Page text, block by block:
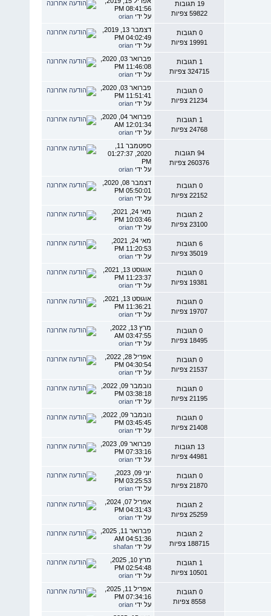
19 תגובות
59822 צפיות
08:41:56 PM
על ידי orian
0 תגובות
19991 צפיות
04:02:49 PM
על ידי orian
1 תגובות
324715 צפיות
11:46:08 PM
על ידי orian
0 תגובות
21234 צפיות
11:51:41 PM
על ידי orian
1 תגובות
24768 צפיות
12:01:34 AM
על ידי orian
94 תגובות
260376 צפיות
2020, 01:27:37
PM
על ידי orian
0 תגובות
22152 צפיות
05:50:01 PM
על ידי orian
2 תגובות
23100 צפיות
10:03:46 PM
על ידי orian
6 תגובות
35019 צפיות
11:20:53 PM
על ידי orian
0 תגובות
19381 צפיות
11:23:37 PM
על ידי orian
0 תגובות
19707 צפיות
11:36:21 PM
על ידי orian
0 תגובות
18495 צפיות
03:47:55 AM
על ידי orian
0 תגובות
21537 צפיות
04:30:54 PM
על ידי orian
0 תגובות
21195 צפיות
03:38:18 PM
על ידי orian
0 תגובות
21408 צפיות
03:45:45 PM
על ידי orian
13 תגובות
44981 צפיות
07:33:16 PM
על ידי orian
0 תגובות
21870 צפיות
03:25:53 PM
על ידי orian
2 תגובות
25259 צפיות
04:31:43 PM
על ידי orian
2 תגובות
188715 צפיות
04:51:36 AM
על ידי shafan
1 תגובות
10501 צפיות
02:54:48 PM
על ידי orian
0 תגובות
8558 צפיות
07:34:16 PM
על ידי orian